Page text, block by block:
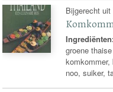
Bijgerecht uit
groene
noo, suiker,